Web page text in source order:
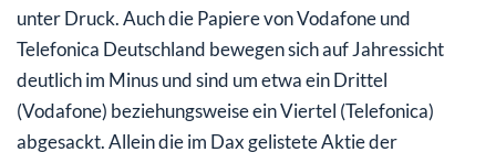
unter Druck. Auch die Papiere von Vodafone und
Telefonica Deutschland bewegen sich auf Jahressicht
deutlich im Minus und sind um etwa ein Drittel
(Vodafone) beziehungsweise ein Viertel (Telefonica)
abgesackt. Allein die im Dax gelistete Aktie der